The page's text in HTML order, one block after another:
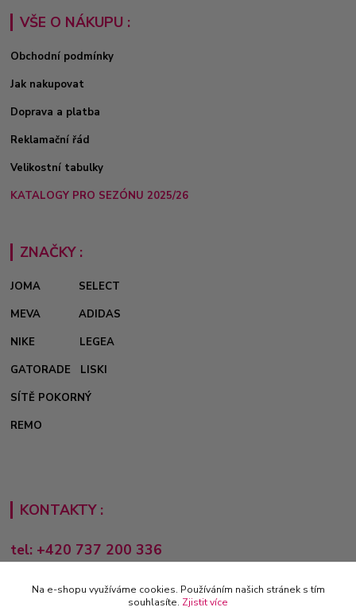
VŠE O NÁKUPU :
Obchodní podmínky
Jak nakupovat
Doprava a platba
Reklamační řád
Velikostní tabulky
KATALOGY PRO SEZÓNU 2025/26
ZNAČKY :
JOMA
SELECT
MEVA
ADIDAS
NIKE
LEGEA
GATORADE
LISKI
SÍTĚ POKORNÝ
REMO
KONTAKTY :
tel: +420 737 200 336
Pondělí-Pátek: 8 - 17 hodin
obchod@e-sporting.cz
Na e-shopu využíváme cookies. Používáním našich stránek s tím
souhlasíte. Zjistit více